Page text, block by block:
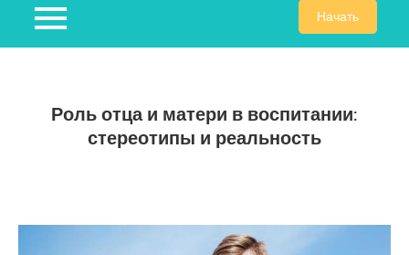
Начать
Роль отца и матери в воспитании:
стереотипы и реальность